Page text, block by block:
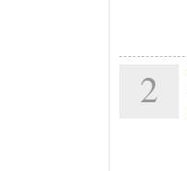
2